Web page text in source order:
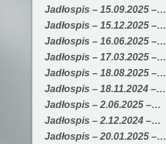
Jadłospis – 15.09.2025 –…
Jadłospis – 15.12.2025 –…
Jadłospis – 16.06.2025 –…
Jadłospis – 17.03.2025 –…
Jadłospis – 18.08.2025 –…
Jadłospis – 18.11.2024 –…
Jadłospis – 2.06.2025 –…
Jadłospis – 2.12.2024 –…
Jadłospis – 20.01.2025 –…